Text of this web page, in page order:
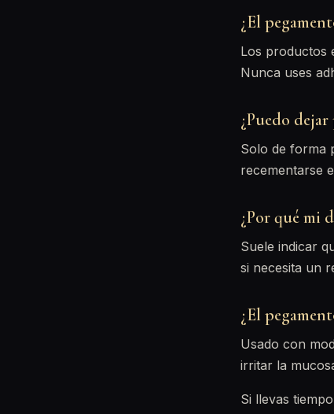
¿El
Los productos
Nunca uses
¿Puedo
Solo de forma
recementarse
¿Por qué mi
Suele indicar
si necesita un
¿El
Usado con
irritar la
Si llevas